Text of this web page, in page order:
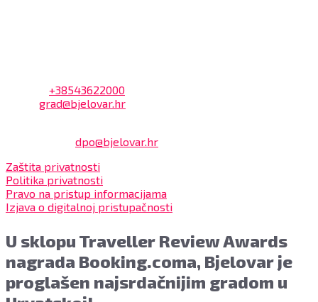
+38543622000
grad@bjelovar.hr
dpo@bjelovar.hr
Zaštita privatnosti
Politika privatnosti
Pravo na pristup informacijama
Izjava o digitalnoj pristupačnosti
U sklopu Traveller Review Awards
nagrada Booking.coma, Bjelovar je
proglašen najsrdačnijim gradom u